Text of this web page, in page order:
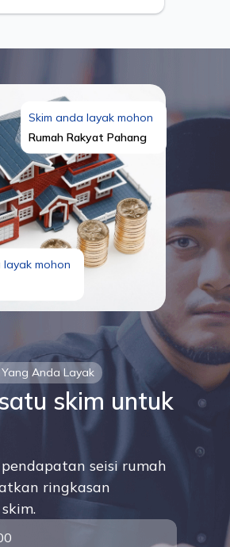
Yang Anda Layak
skim untuk
seisi rumah
ringkasan
Skim anda layak mohon
Rumah Rakyat Pahang
layak mohon